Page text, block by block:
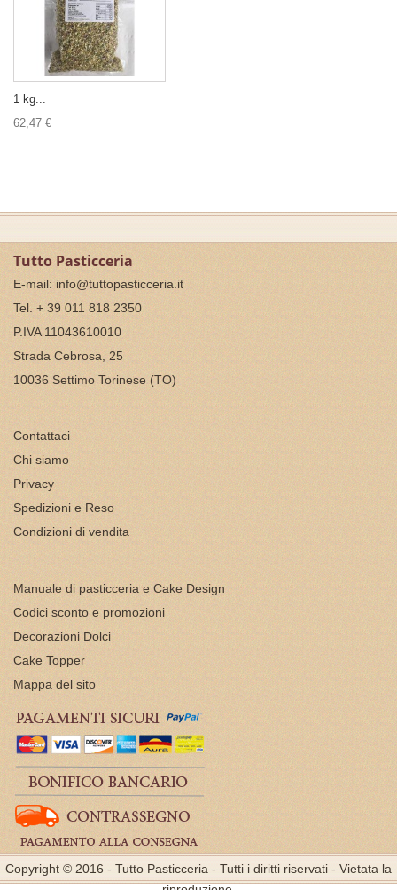
1 kg...
62,47 €
Tutto Pasticceria
E-mail: info@tuttopasticceria.it
Tel. + 39 011 818 2350
P.IVA 11043610010
Strada Cebrosa, 25
10036 Settimo Torinese (TO)
Contattaci
Chi siamo
Privacy
Spedizioni e Reso
Condizioni di vendita
Manuale di pasticceria e Cake Design
Codici sconto e promozioni
Decorazioni Dolci
Cake Topper
Mappa del sito
Copyright © 2016 - Tutto Pasticceria - Tutti i diritti riservati - Vietata la